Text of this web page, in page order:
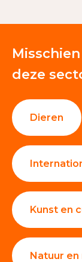
deze
Dieren
Kunst en
Natuur en